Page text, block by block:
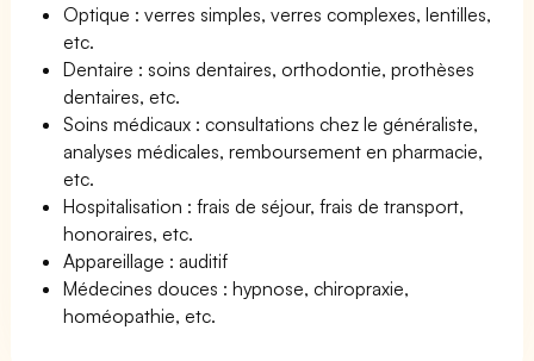
Optique : verres simples, verres complexes, lentilles,
etc.
Dentaire : soins dentaires, orthodontie, prothèses
dentaires, etc.
Soins médicaux : consultations chez le généraliste,
analyses médicales, remboursement en pharmacie,
etc.
Hospitalisation : frais de séjour, frais de transport,
honoraires, etc.
Appareillage : auditif
Médecines douces : hypnose, chiropraxie,
homéopathie, etc.